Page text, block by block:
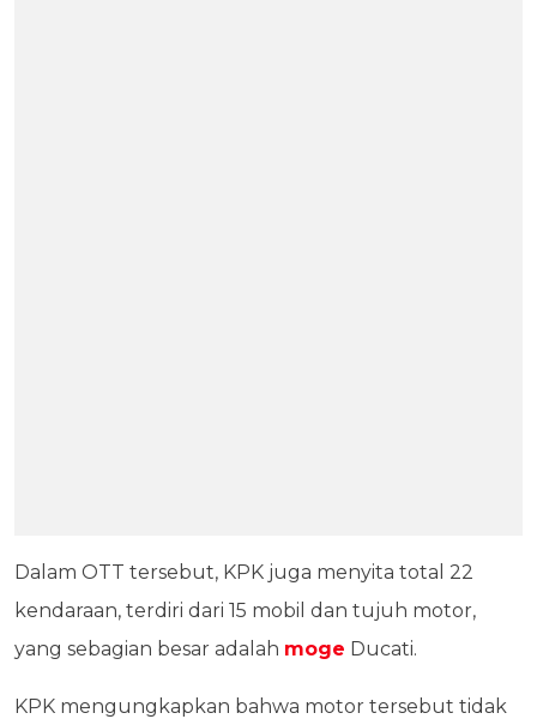
Dalam OTT tersebut, KPK juga menyita total 22
kendaraan, terdiri dari 15 mobil dan tujuh motor,
yang sebagian besar adalah moge Ducati.
KPK mengungkapkan bahwa motor tersebut tidak